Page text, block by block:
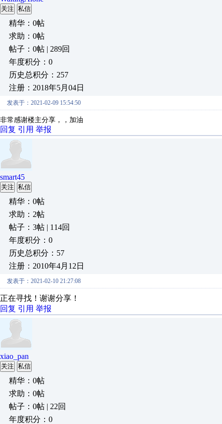
关注 私信
精华：0帖
求助：0帖
帖子：0帖 | 289回
年度积分：0
历史总积分：257
注册：2018年5月04日
发表于：2021-02-09 15:54:50
非常感谢楼主分享，，加油
回复 引用 举报
smart45
关注 私信
精华：0帖
求助：2帖
帖子：3帖 | 114回
年度积分：0
历史总积分：57
注册：2010年4月12日
发表于：2021-02-10 21:27:08
正在寻找！谢谢分享！
回复 引用 举报
xiao_pan
关注 私信
精华：0帖
求助：0帖
帖子：0帖 | 22回
年度积分：0